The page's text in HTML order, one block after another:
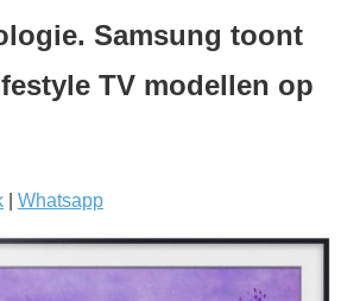
Samsung toont
TV modellen op
Whatsapp